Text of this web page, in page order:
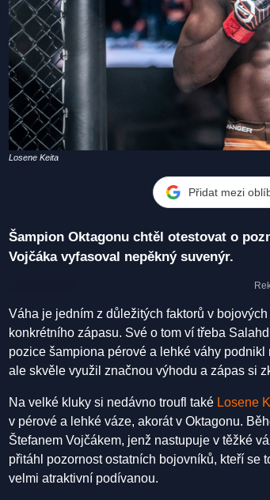
Losene Keita
Přidat mezi
Šampion Oktagonu chtěl otestovat o
Vojčáka vyfasoval nepěkný suvenýr.
Váha je jedním z důležitých faktorů v
konkrétního zápasu. Své o tom ví třeba
pozice šampiona pérové a lehké váhy
ale skvěle využil značnou výhodu a zápas si
Na velké kluky si nedávno troufl také Losene
v pérové a lehké váze, akorát v Oktagonu.
Štefanem Vojčákem, jenž nastupuje v těžké
přitáhl pozornost ostatních bojovníků, kteří se
velmi atraktivní podívanou.